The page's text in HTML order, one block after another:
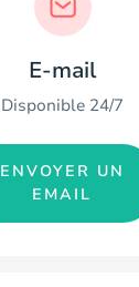
E-mail
Disponible 24/7
ENVOYER UN
EMAIL